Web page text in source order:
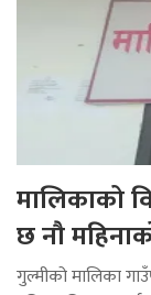
मालिकाको
छ नौ
गुल्मीको मालिका